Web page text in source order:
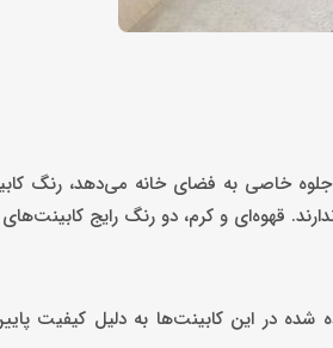
جلوه خاصی به فضای خانه می‌دهد، رنگ
قهوه‌ای و کرم، دو رنگ رایج
شده در این کابینت‌ها به دلیل کیفیت